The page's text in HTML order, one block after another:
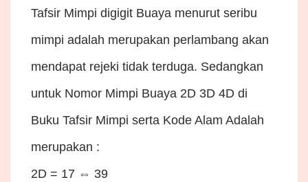
Tafsir Mimpi digigit Buaya menurut seribu
mimpi adalah merupakan perlambang akan
mendapat rejeki tidak terduga. Sedangkan
untuk Nomor Mimpi Buaya 2D 3D 4D di
Buku Tafsir Mimpi serta Kode Alam Adalah
merupakan :
2D = 17 ⇔ 39